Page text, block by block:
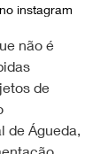
instagram
não é
de
de Águeda,